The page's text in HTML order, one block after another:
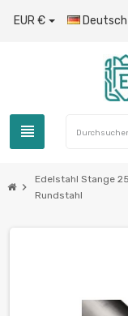
EUR € Deutsch
view_headline
chevron_right
Edelstahl Stange
Rundstahl